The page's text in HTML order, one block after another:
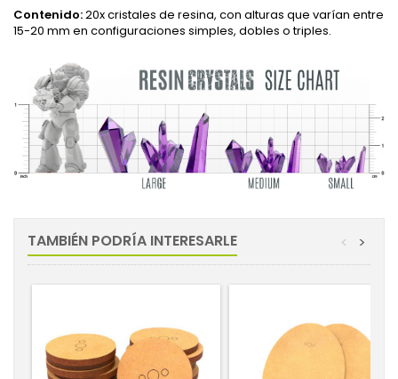
Contenido:20x cristales de resina, con alturas que varían entre
15-20 mm en configuraciones simples, dobles o triples.
TAMBIÉN PODRÍA INTERESARLE >
<